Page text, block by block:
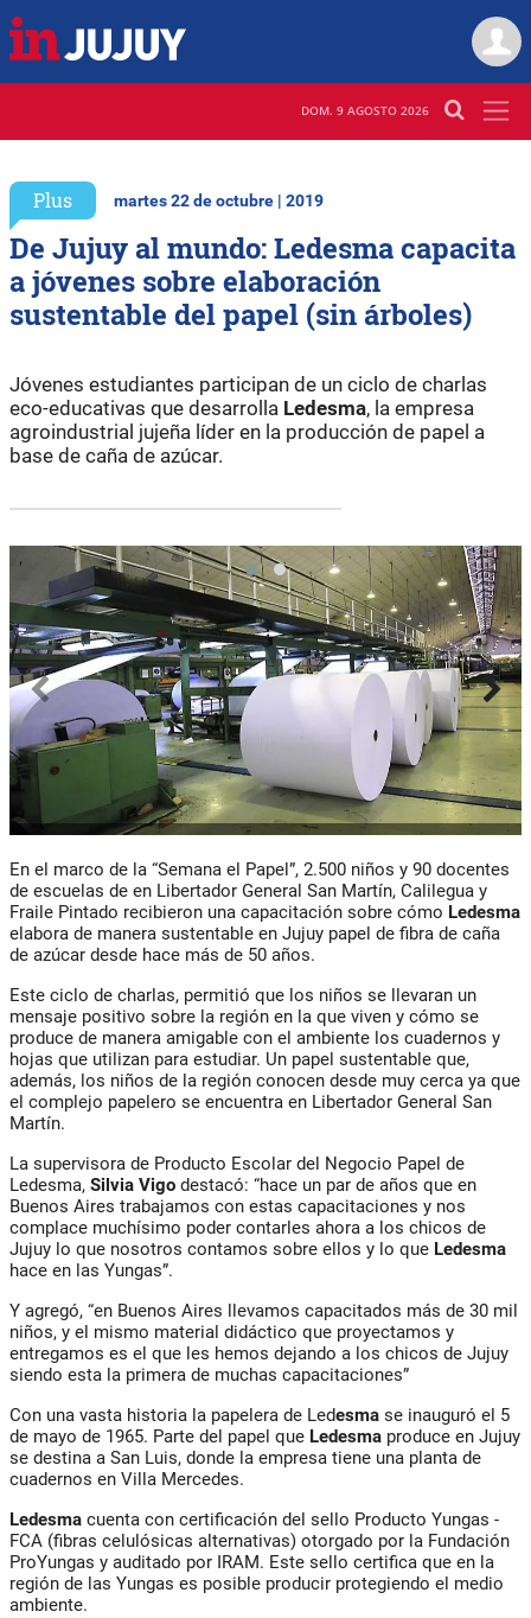
DOM. 9 AGOSTO 2026
Plus martes 22 de octubre | 2019
De Jujuy al mundo: Ledesma capacita
a jóvenes sobre elaboración
sustentable del papel (sin árboles)
Jóvenes estudiantes participan de un ciclo de charlas
eco-educativas que desarrolla Ledesma, la empresa
agroindustrial jujeña líder en la producción de papel a
base de caña de azúcar.
En el marco de la “Semana el Papel”, 2.500 niños y 90 docentes
de escuelas de en Libertador General San Martín, Calilegua y
Fraile Pintado recibieron una capacitación sobre cómo Ledesma
elabora de manera sustentable en Jujuy papel de fibra de caña
de azúcar desde hace más de 50 años.
Este ciclo de charlas, permitió que los niños se llevaran un
mensaje positivo sobre la región en la que viven y cómo se
produce de manera amigable con el ambiente los cuadernos y
hojas que utilizan para estudiar. Un papel sustentable que,
además, los niños de la región conocen desde muy cerca ya que
el complejo papelero se encuentra en Libertador General San
Martín.
La supervisora de Producto Escolar del Negocio Papel de
Ledesma, Silvia Vigo destacó: “hace un par de años que en
Buenos Aires trabajamos con estas capacitaciones y nos
complace muchísimo poder contarles ahora a los chicos de
Jujuy lo que nosotros contamos sobre ellos y lo que Ledesma
hace en las Yungas”.
Y agregó, “en Buenos Aires llevamos capacitados más de 30 mil
niños, y el mismo material didáctico que proyectamos y
entregamos es el que les hemos dejando a los chicos de Jujuy
siendo esta la primera de muchas capacitaciones”
Con una vasta historia la papelera de Ledesma se inauguró el 5
de mayo de 1965. Parte del papel que Ledesma produce en Jujuy
se destina a San Luis, donde la empresa tiene una planta de
cuadernos en Villa Mercedes.
Ledesma cuenta con certificación del sello Producto Yungas -
FCA (fibras celulósicas alternativas) otorgado por la Fundación
ProYungas y auditado por IRAM. Este sello certifica que en la
región de las Yungas es posible producir protegiendo el medio
ambiente.